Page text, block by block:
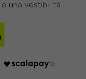
una vestibilità